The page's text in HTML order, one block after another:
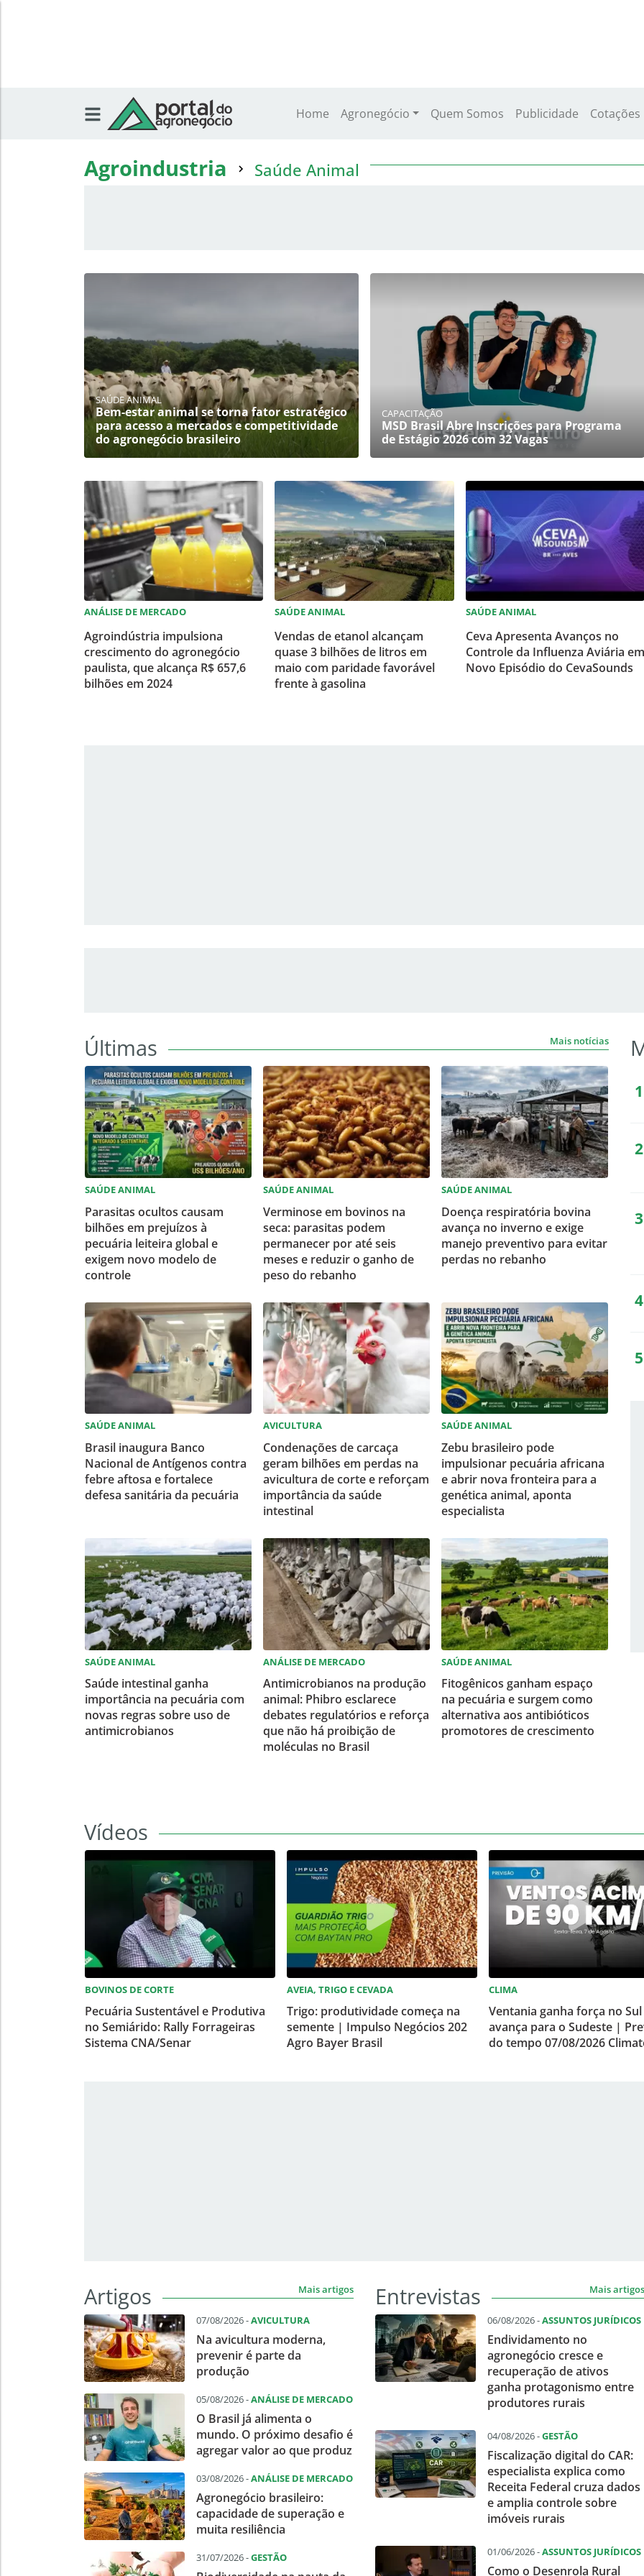
Home Agronegócio Quem Somos Publicidade Cotações
Agroindustria Saúde Animal
SAÚDE ANIMAL
Bem-estar animal se torna fator estratégico
para acesso a mercados e competitividade
do agronegócio brasileiro
CAPACITAÇÃO
MSD Brasil Abre Inscrições para Programa
de Estágio 2026 com 32 Vagas
ANÁLISE DE MERCADO
Agroindústria impulsiona
crescimento do agronegócio
paulista, que alcança R$ 657,6
bilhões em 2024
SAÚDE ANIMAL
Vendas de etanol alcançam
quase 3 bilhões de litros em
maio com paridade favorável
frente à gasolina
SAÚDE ANIMAL
Ceva Apresenta Avanços no
Controle da Influenza Aviária em
Novo Episódio do CevaSounds
Últimas Mais notícias
SAÚDE ANIMAL
Parasitas ocultos causam
bilhões em prejuízos à
pecuária leiteira global e
exigem novo modelo de
controle
SAÚDE ANIMAL
Verminose em bovinos na
seca: parasitas podem
permanecer por até seis
meses e reduzir o ganho de
peso do rebanho
SAÚDE ANIMAL
Doença respiratória bovina
avança no inverno e exige
manejo preventivo para evitar
perdas no rebanho
SAÚDE ANIMAL
Brasil inaugura Banco
Nacional de Antígenos contra
febre aftosa e fortalece
defesa sanitária da pecuária
AVICULTURA
Condenações de carcaça
geram bilhões em perdas na
avicultura de corte e reforçam
importância da saúde
intestinal
SAÚDE ANIMAL
Zebu brasileiro pode
impulsionar pecuária africana
e abrir nova fronteira para a
genética animal, aponta
especialista
SAÚDE ANIMAL
Saúde intestinal ganha
importância na pecuária com
novas regras sobre uso de
antimicrobianos
ANÁLISE DE MERCADO
Antimicrobianos na produção
animal: Phibro esclarece
debates regulatórios e reforça
que não há proibição de
moléculas no Brasil
SAÚDE ANIMAL
Fitogênicos ganham espaço
na pecuária e surgem como
alternativa aos antibióticos
promotores de crescimento
Vídeos
BOVINOS DE CORTE
Pecuária Sustentável e Produtiva
no Semiárido: Rally Forrageiras
Sistema CNA/Senar
AVEIA, TRIGO E CEVADA
Trigo: produtividade começa na
semente | Impulso Negócios 202
Agro Bayer Brasil
CLIMA
Ventania ganha força no Sul
avança para o Sudeste |
do tempo 07/08/2026
Artigos Mais artigos
07/08/2026 -AVICULTURA
Na avicultura moderna,
prevenir é parte da
produção
05/08/2026 -ANÁLISE DE MERCADO
O Brasil já alimenta o
mundo. O próximo desafio é
agregar valor ao que produz
03/08/2026 -ANÁLISE DE MERCADO
Agronegócio brasileiro:
capacidade de superação e
muita resiliência
31/07/2026 -GESTÃO
Entrevistas Mais artigos
06/08/2026 -ASSUNTOS JURÍDICOS
Endividamento no
agronegócio cresce e
recuperação de ativos
ganha protagonismo entre
produtores rurais
04/08/2026 -GESTÃO
Fiscalização digital do CAR:
especialista explica como
Receita Federal cruza dados
e amplia controle sobre
imóveis rurais
01/06/2026 -ASSUNTOS JURÍDICOS
Como o Desenrola Rural